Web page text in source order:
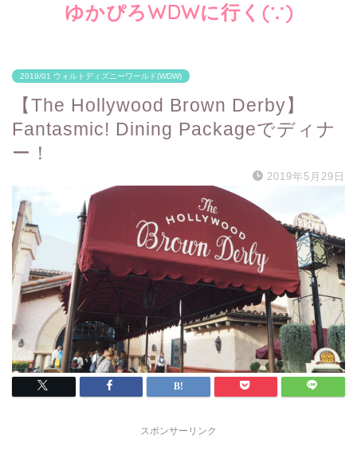
ゆかぴろWDWに行く(∵)
2019/01 ウォルトディズニーワールド(WDW)
【The Hollywood Brown Derby】
Fantasmic! Dining Packageでディナ
ー！
2019年5月29日
スポンサーリンク